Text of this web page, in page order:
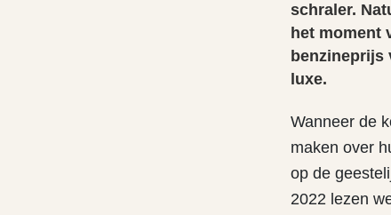
schraler.
het moment
benzineprijs
luxe.
Wanneer de
maken over
op de
2022 lezen